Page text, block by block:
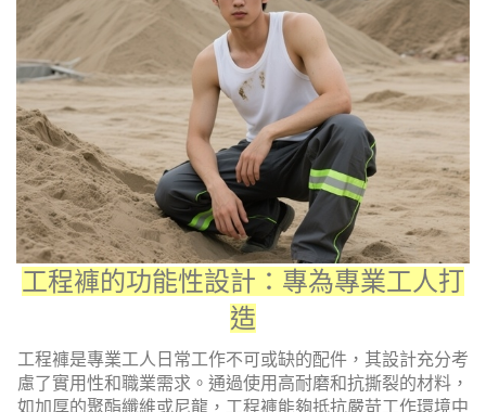
工程褲的功能性設計：專為專業工人打
造
工程褲是專業工人日常工作不可或缺的配件，其設計充分考
慮了實用性和職業需求。通過使用高耐磨和抗撕裂的材料，
如加厚的聚酯纖維或尼龍，工程褲能夠抵抗嚴苛工作環境中